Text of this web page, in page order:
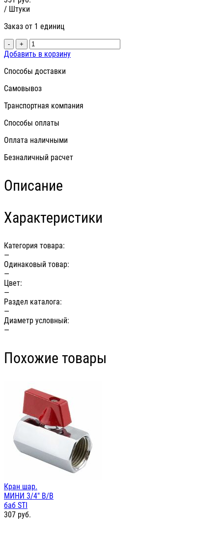
/ Штуки
Заказ от 1 единиц
- +
Добавить в корзину
Способы доставки
Самовывоз
Транспортная компания
Способы оплаты
Оплата наличными
Безналичный расчет
Описание
Характеристики
Категория товара:
—
Одинаковый товар:
—
Цвет:
—
Раздел каталога:
—
Диаметр условный:
—
Похожие товары
Кран шар.
МИНИ 3/4" В/В
баб STI
307 руб.